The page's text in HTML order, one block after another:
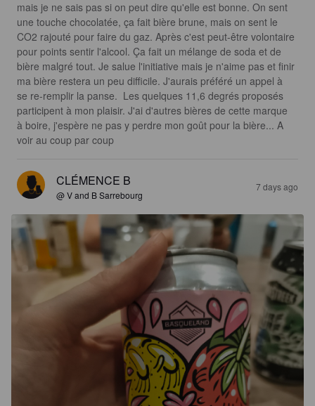
mais je ne sais pas si on peut dire qu'elle est bonne. On sent
une touche chocolatée, ça fait bière brune, mais on sent le
CO2 rajouté pour faire du gaz. Après c'est peut-être volontaire
pour points sentir l'alcool. Ça fait un mélange de soda et de
bière malgré tout. Je salue l'initiative mais je n'aime pas et finir
ma bière restera un peu difficile. J'aurais préféré un appel à
se re-remplir la panse.  Les quelques 11,6 degrés proposés
participent à mon plaisir. J'ai d'autres bières de cette marque
à boire, j'espère ne pas y perdre mon goût pour la bière... A
voir au coup par coup
CLÉMENCE B
@ V and B Sarrebourg
7 days ago